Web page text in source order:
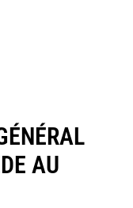
AU